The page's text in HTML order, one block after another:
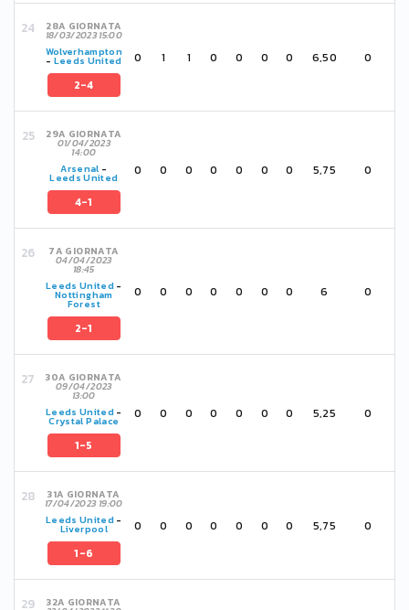
28A GIORNATA
18/03/2023 15:00
Wolverhampton
- Leeds United
2-4
0 1 1 0 0 0 0 6,50 0
29A GIORNATA
01/04/2023
14:00
Arsenal -
Leeds United
4-1
0 0 0 0 0 0 0 5,75 0
7A GIORNATA
04/04/2023
18:45
Leeds United -
Nottingham
Forest
2-1
0 0 0 0 0 0 0 6 0
30A GIORNATA
09/04/2023
13:00
Leeds United -
Crystal Palace
1-5
0 0 0 0 0 0 0 5,25 0
31A GIORNATA
17/04/2023 19:00
Leeds United -
Liverpool
1-6
0 0 0 0 0 0 0 5,75 0
32A GIORNATA